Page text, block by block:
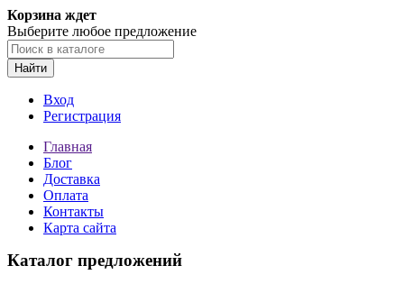
Корзина ждет
Выберите любое предложение
Найти
Вход
Регистрация
Главная
Блог
Доставка
Оплата
Контакты
Карта сайта
Каталог предложений